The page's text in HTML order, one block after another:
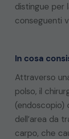
distingue per
conseguenti
In cosa
Attraverso
polso, il
(endoscopio)
dell’area da
carpo, che